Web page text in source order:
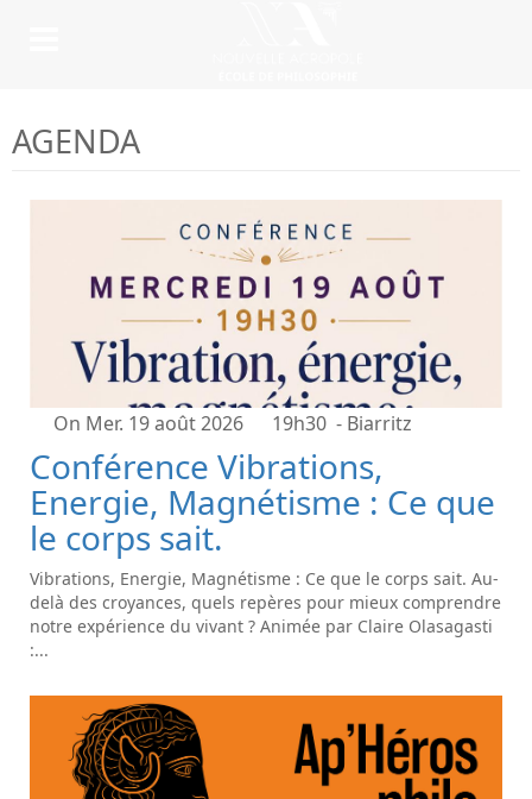
AGENDA
On Mer. 19 août 2026 19h30 - Biarritz
Conférence Vibrations,
Energie, Magnétisme : Ce que
le corps sait.
Vibrations, Energie, Magnétisme : Ce que le corps sait. Au-
delà des croyances, quels repères pour mieux comprendre
notre expérience du vivant ? Animée par Claire Olasagasti
:...